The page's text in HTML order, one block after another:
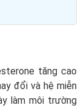
tăng cao
đổi và hệ miễn
làm môi trường